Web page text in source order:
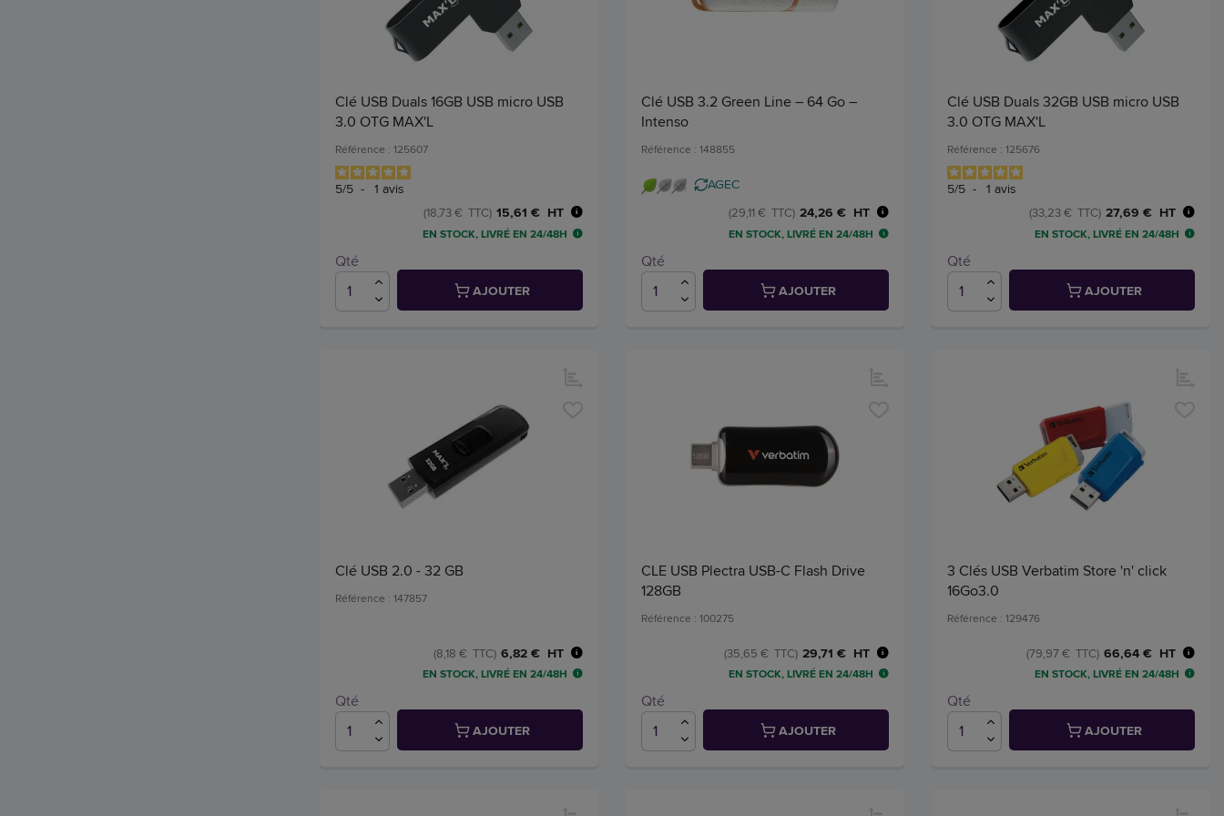
Clé USB Duals 16GB USB micro USB
3.0 OTG MAX'L
Référence : 125607
5/5 - 1 avis
15,61 € HT
(18,73 € TTC)
EN STOCK, LIVRÉ EN 24/48H
Qté
AJOUTER
Clé USB 3.2 Green Line – 64 Go –
Intenso
Référence : 148855
AGEC
24,26 € HT
(29,11 € TTC)
EN STOCK, LIVRÉ EN 24/48H
Qté
AJOUTER
Clé USB Duals 32GB USB micro USB
3.0 OTG MAX'L
Référence : 125676
5/5 - 1 avis
27,69 € HT
(33,23 € TTC)
EN STOCK, LIVRÉ EN 24/48H
Qté
AJOUTER
Clé USB 2.0 - 32 GB
Référence : 147857
6,82 € HT
(8,18 € TTC)
EN STOCK, LIVRÉ EN 24/48H
Qté
AJOUTER
CLE USB Plectra USB-C Flash Drive
128GB
Référence : 100275
29,71 € HT
(35,65 € TTC)
EN STOCK, LIVRÉ EN 24/48H
Qté
AJOUTER
3 Clés USB Verbatim Store 'n' click
16Go3.0
Référence : 129476
66,64 € HT
(79,97 € TTC)
EN STOCK, LIVRÉ EN 24/48H
Qté
AJOUTER